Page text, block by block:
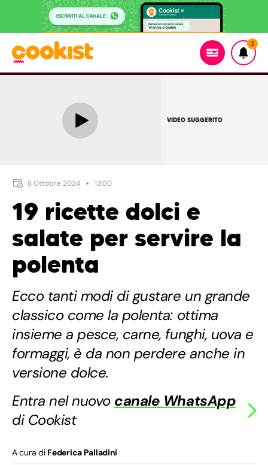
2
VIDEO SUGGERITO
8 Ottobre 2024 13:00
19 ricette dolci e
salate per servire la
polenta
Ecco tanti modi di gustare un grande
classico come la polenta: ottima
insieme a pesce, carne, funghi, uova e
formaggi, è da non perdere anche in
versione dolce.
Entra nel nuovo canale WhatsApp
di Cookist
A cura di Federica Palladini